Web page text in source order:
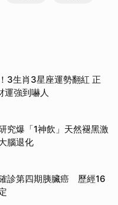
3生肖3星座運勢翻紅 正
運強到嚇人
究爆「1神飲」天然褪黑激
腦退化
診第四期胰臟癌 歷經16